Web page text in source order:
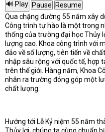
Qua chặng đường 55 năm xây
Công trình tự hào là một trong
thống của trường đại học Thủy
lượng cao. Khoa công trình với
đảo về số lượng, tiên tiến về
nhập sâu rộng với quốc tế, hợp
trên thế giới. Hàng năm, Khoa
nhân ra trường đóng góp một
chất lượng.
Hướng tới Lễ Kỷ niệm 55 năm